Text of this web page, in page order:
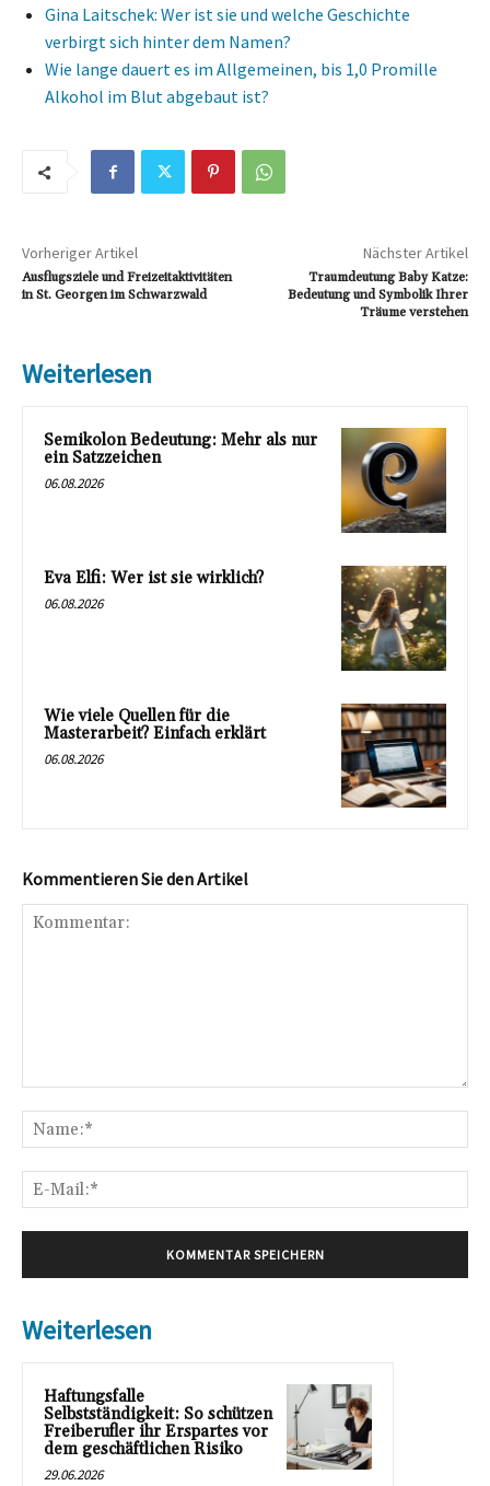
Gina Laitschek: Wer ist sie und welche Geschichte
verbirgt sich hinter dem Namen?
Wie lange dauert es im Allgemeinen, bis 1,0 Promille
Alkohol im Blut abgebaut ist?
Vorheriger Artikel
Ausflugsziele und Freizeitaktivitäten
in St. Georgen im Schwarzwald
Nächster Artikel
Traumdeutung Baby Katze:
Bedeutung und Symbolik Ihrer
Träume verstehen
Weiterlesen
Semikolon Bedeutung: Mehr als nur
ein Satzzeichen
06.08.2026
Eva Elfi: Wer ist sie wirklich?
06.08.2026
Wie viele Quellen für die
Masterarbeit? Einfach erklärt
06.08.2026
Kommentieren Sie den Artikel
Weiterlesen
Haftungsfalle
Selbstständigkeit: So schützen
Freiberufler ihr Erspartes vor
dem geschäftlichen Risiko
29.06.2026